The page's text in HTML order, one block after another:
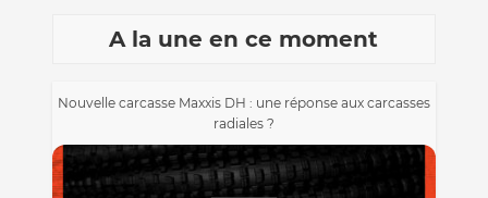
A la une en ce moment
Nouvelle carcasse Maxxis DH : une réponse aux carcasses
radiales ?